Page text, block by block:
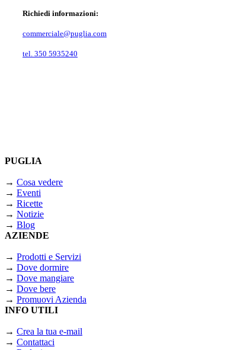
Richiedi informazioni:
commerciale@puglia.com
tel. 350 5935240
PUGLIA
→ Cosa vedere
→ Eventi
→ Ricette
→ Notizie
→ Blog
AZIENDE
→ Prodotti e Servizi
→ Dove dormire
→ Dove mangiare
→ Dove bere
→ Promuovi Azienda
INFO UTILI
→ Crea la tua e-mail
→ Contattaci